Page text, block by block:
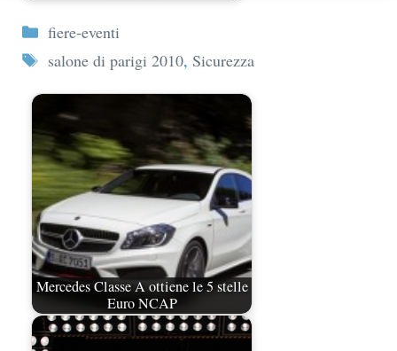
Categorie
fiere-eventi
Tag
salone di parigi 2010, Sicurezza
Mercedes Classe A ottiene le 5 stelle
Euro NCAP